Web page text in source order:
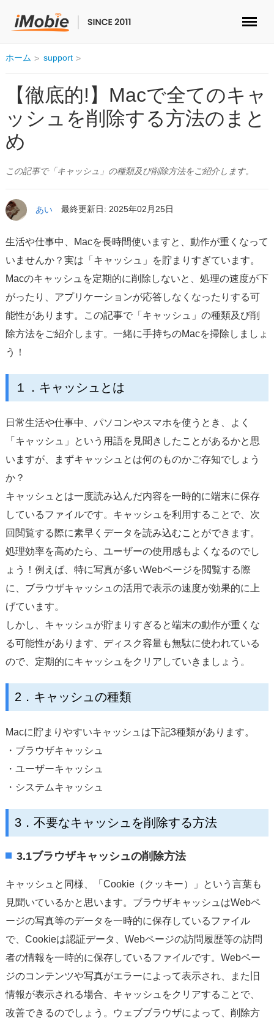
ロック解除&データ復元
データ転送
マルチメディア
便利ツール
ストア
ダウンロード
サポート
言語選択
ホーム support
【徹底的!】Macで全てのキャ
ッシュを削除する方法のまと
め
この記事で「キャッシュ」の種類及び削除方法をご紹介します。
あい 最終更新日: 2025年02月25日
生活や仕事中、Macを長時間使いますと、動作が重くなって
いませんか？実は「キャッシュ」を貯まりすぎています。
Macのキャッシュを定期的に削除しないと、処理の速度が下
がったり、アプリケーションが応答しなくなったりする可
能性があります。この記事で「キャッシュ」の種類及び削
除方法をご紹介します。一緒に手持ちのMacを掃除しましょ
う！
１．キャッシュとは
日常生活や仕事中、パソコンやスマホを使うとき、よく
「キャッシュ」という用語を見聞きしたことがあるかと思
いますが、まずキャッシュとは何のものかご存知でしょう
か？
キャッシュとは一度読み込んだ内容を一時的に端末に保存
しているファイルです。キャッシュを利用することで、次
回閲覧する際に素早くデータを読み込むことができます。
処理効率を高めたら、ユーザーの使用感もよくなるのでし
ょう！例えば、特に写真が多いWebページを閲覧する際
に、ブラウザキャッシュの活用で表示の速度が効果的に上
げています。
しかし、キャッシュが貯まりすぎると端末の動作が重くな
る可能性があります、ディスク容量も無駄に使われている
ので、定期的にキャッシュをクリアしていきましょう。
2．キャッシュの種類
Macに貯まりやすいキャッシュは下記3種類があります。
・ブラウザキャッシュ
・ユーザーキャッシュ
・システムキャッシュ
3．不要なキャッシュを削除する方法
3.1ブラウザキャッシュの削除方法
キャッシュと同様、「Cookie（クッキー）」という言葉も
見聞いているかと思います。ブラウザキャッシュはWebペ
ージの写真等のデータを一時的に保存しているファイル
で、Cookieは認証データ、Webページの訪問履歴等の訪問
者の情報を一時的に保存しているファイルです。Webペー
ジのコンテンツや写真がエラーによって表示され、また旧
情報が表示される場合、キャッシュをクリアすることで、
改善できるのでしょう。ウェブブラウザによって、削除方